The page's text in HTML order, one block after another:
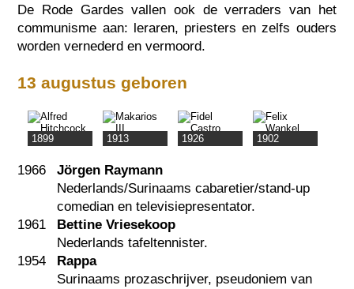
De Rode Gardes vallen ook de verraders van het
communisme aan: leraren, priesters en zelfs ouders
worden vernederd en vermoord.
13 augustus geboren
1899 1913 1926 1902
1966
Jörgen Raymann
Nederlands/Surinaams cabaretier/stand-up
comedian en televisiepresentator.
1961
Bettine Vriesekoop
Nederlands tafeltennister.
1954
Rappa
Surinaams prozaschrijver, pseudoniem van